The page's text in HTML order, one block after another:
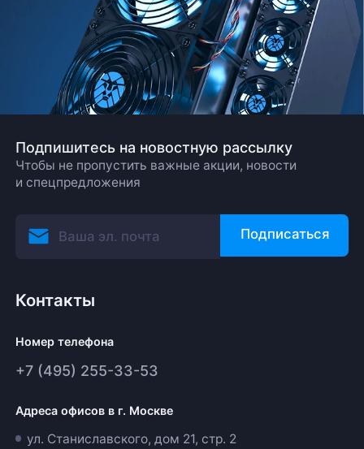
Подпишитесь на новостную рассылку
Чтобы не пропустить важные акции, новости
и спецпредложения
Подписаться
Контакты
Номер телефона
+7 (495) 255-33-53
Адреса офисов в г. Москве
ул. Станиславского, дом 21, стр. 2